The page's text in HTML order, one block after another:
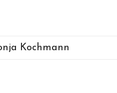
Kochmann